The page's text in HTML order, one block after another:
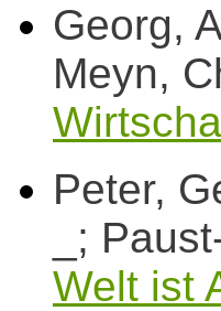
Georg,
Meyn,
Peter,
_;
Welt ist